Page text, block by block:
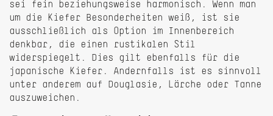
sei fein beziehungsweise harmonisch. Wenn man
um die Kiefer Besonderheiten weiß, ist sie
ausschließlich als Option im Innenbereich
denkbar, die einen rustikalen Stil
widerspiegelt. Dies gilt ebenfalls für die
japanische Kiefer. Andernfalls ist es sinnvoll
unter anderem auf Douglasie, Lärche oder Tanne
auszuweichen.